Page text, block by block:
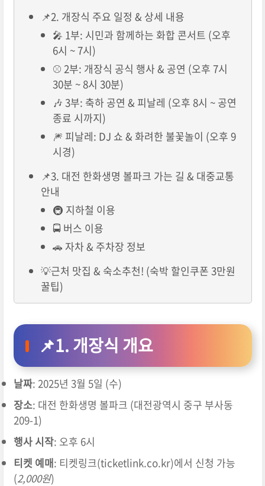
📌2. 개장식 주요 일정 & 상세 내용
🎤 1부: 시민과 함께하는 화합 콘서트 (오후
6시 ~ 7시)
⚾ 2부: 개장식 공식 행사 & 공연 (오후 7시
30분 ~ 8시 30분)
🎶 3부: 축하 공연 & 피날레 (오후 8시 ~ 공연
종료 시까지)
🎆 피날레: DJ 쇼 & 화려한 불꽃놀이 (오후 9
시경)
📌3. 대전 한화생명 볼파크 가는 길 & 대중교통
안내
🚇 지하철 이용
🚍 버스 이용
🚗 자차 & 주차장 정보
💡근처 맛집 & 숙소추천! (숙박 할인쿠폰 3만원
꿀팁)
📌1. 개장식 개요
날짜: 2025년 3월 5일 (수)
장소: 대전 한화생명 볼파크 (대전광역시 중구 부사동
209-1)
행사 시작: 오후 6시
티켓 예매: 티켓링크(ticketlink.co.kr)에서 신청 가능
(2,000원)